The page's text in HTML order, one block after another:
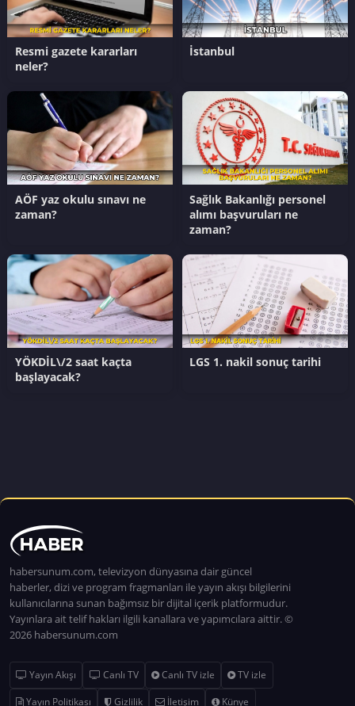
Resmi gazete kararları
neler?
İstanbul
AÖF yaz okulu sınavı ne
zaman?
Sağlık Bakanlığı personel
alımı başvuruları ne
zaman?
YÖKDİL\/2 saat kaçta
başlayacak?
LGS 1. nakil sonuç tarihi
habersunum.com, televizyon dünyasına dair güncel
haberler, dizi ve program fragmanları ile yayın akışı bilgilerini
kullanıcılarına sunan bağımsız bir dijital içerik platformudur.
Yayınlara ait telif hakları ilgili kanallara ve yapımcılara aittir. ©
2026 habersunum.com
Yayın Akışı Canlı TV Canlı TV izle
TV izle
Yayın Politikası
Gizlilik İletişim Künye